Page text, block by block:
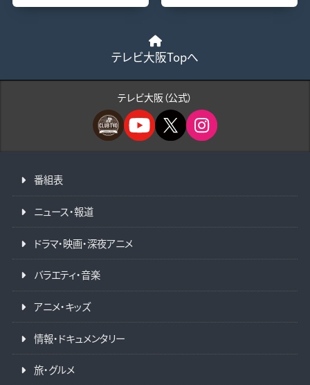
テレビ大阪Topへ
テレビ大阪（公式）
番組表
ニュース・報道
ドラマ・映画・深夜アニメ
バラエティ・音楽
アニメ・キッズ
情報・ドキュメンタリー
旅・グルメ